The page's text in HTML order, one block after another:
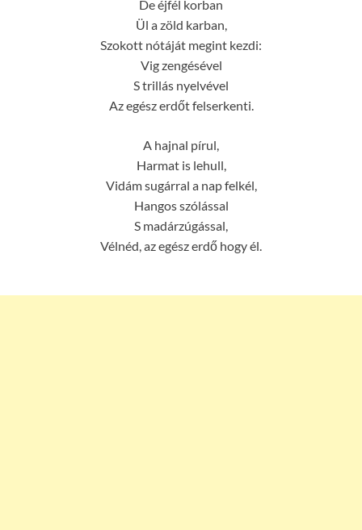
De éjfél korban
Ül a zöld karban,
Szokott nótáját megint kezdi:
Vig zengésével
S trillás nyelvével
Az egész erdőt felserkenti.
A hajnal pírul,
Harmat is lehull,
Vidám sugárral a nap felkél,
Hangos szólással
S madárzúgással,
Vélnéd, az egész erdő hogy él.